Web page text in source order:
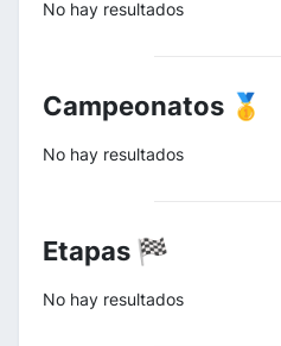
No hay resultados
Campeonatos 🥇
No hay resultados
Etapas 🏁
No hay resultados